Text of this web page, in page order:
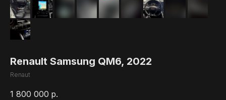
Renault Samsung QM6, 2022
Renaut
1 800 000 р.